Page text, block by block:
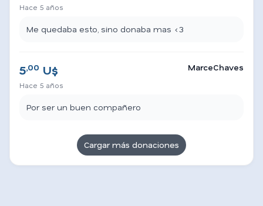
Hace 5 años
Me quedaba esto, sino donaba mas <3
5,00 U$
Hace 5 años
MarceChaves
Por ser un buen compañero
Cargar más donaciones